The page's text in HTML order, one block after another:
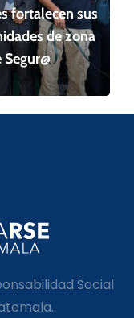
fortalecen sus
de zona
Social